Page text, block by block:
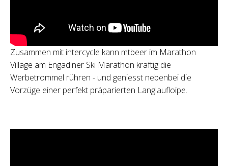
Zusammen mit intercycle kann mtbeer im Marathon
Village am Engadiner Ski Marathon kräftig die
Werbetrommel rühren - und geniesst nebenbei die
Vorzüge einer perfekt präparierten Langlaufloipe.